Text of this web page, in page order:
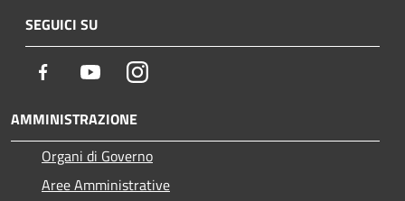
SEGUICI SU
Facebook YoutubeInstagram
AMMINISTRAZIONE
Organi di Governo
Aree Amministrative